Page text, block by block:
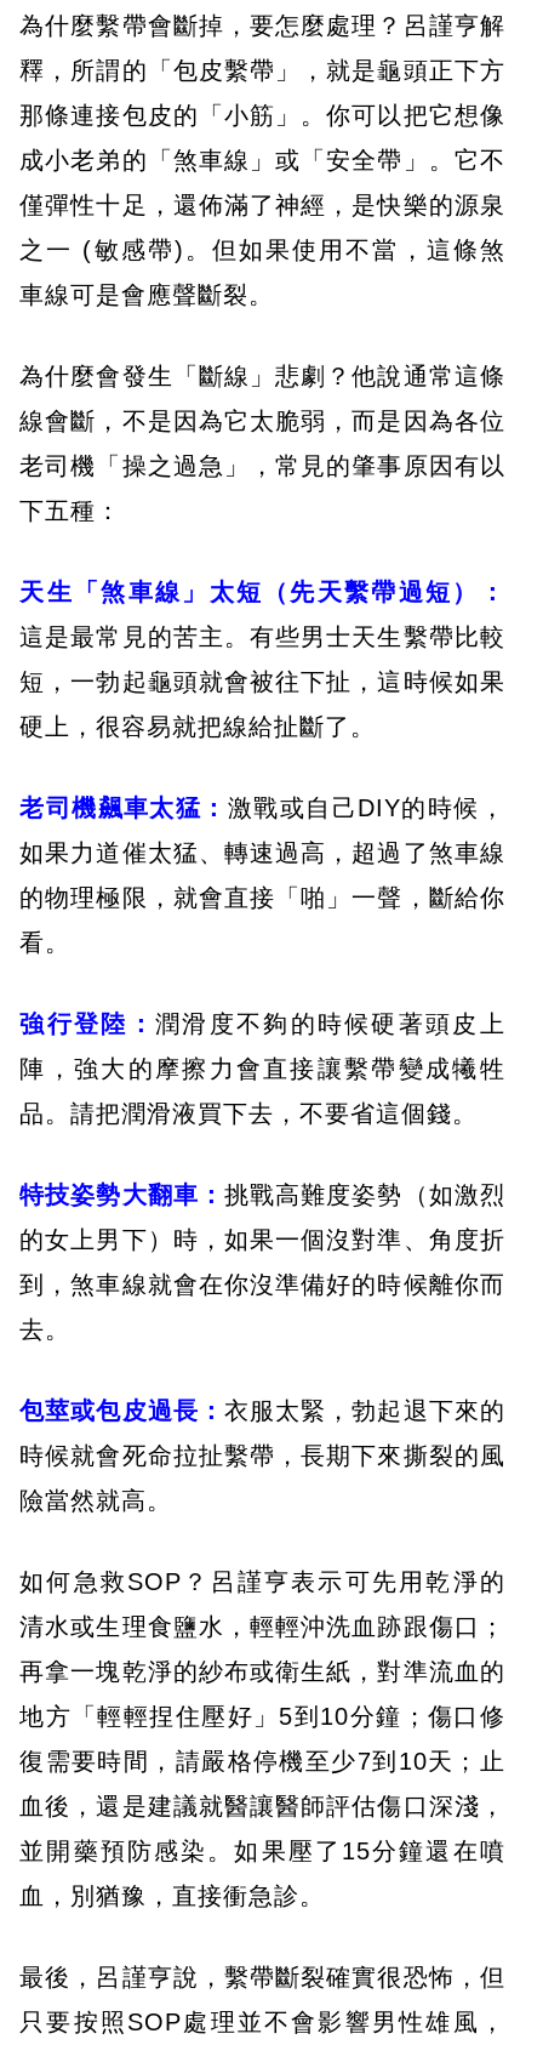
為什麼繫帶會斷掉，要怎麼處理？呂謹亨解
釋，所謂的「包皮繫帶」，就是龜頭正下方
那條連接包皮的「小筋」。你可以把它想像
成小老弟的「煞車線」或「安全帶」。它不
僅彈性十足，還佈滿了神經，是快樂的源泉
之一 (敏感帶)。但如果使用不當，這條煞
車線可是會應聲斷裂。
為什麼會發生「斷線」悲劇？他說通常這條
線會斷，不是因為它太脆弱，而是因為各位
老司機「操之過急」，常見的肇事原因有以
下五種：
天生「煞車線」太短（先天繫帶過短）：
這是最常見的苦主。有些男士天生繫帶比較
短，一勃起龜頭就會被往下扯，這時候如果
硬上，很容易就把線給扯斷了。
老司機飆車太猛： 激戰或自己DIY的時候，
如果力道催太猛、轉速過高，超過了煞車線
的物理極限，就會直接「啪」一聲，斷給你
看。
強行登陸： 潤滑度不夠的時候硬著頭皮上
陣，強大的摩擦力會直接讓繫帶變成犧牲
品。請把潤滑液買下去，不要省這個錢。
特技姿勢大翻車： 挑戰高難度姿勢（如激烈
的女上男下）時，如果一個沒對準、角度折
到，煞車線就會在你沒準備好的時候離你而
去。
包莖或包皮過長： 衣服太緊，勃起退下來的
時候就會死命拉扯繫帶，長期下來撕裂的風
險當然就高。
如何急救SOP？呂謹亨表示可先用乾淨的
清水或生理食鹽水，輕輕沖洗血跡跟傷口；
再拿一塊乾淨的紗布或衛生紙，對準流血的
地方「輕輕捏住壓好」5到10分鐘；傷口修
復需要時間，請嚴格停機至少7到10天；止
血後，還是建議就醫讓醫師評估傷口深淺，
並開藥預防感染。如果壓了15分鐘還在噴
血，別猶豫，直接衝急診。
最後，呂謹亨說，繫帶斷裂確實很恐怖，但
只要按照SOP處理並不會影響男性雄風，